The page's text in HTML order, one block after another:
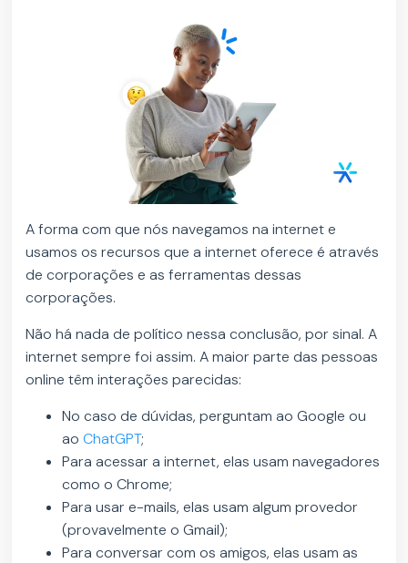
A forma com que nós navegamos na internet e
usamos os recursos que a internet oferece é através
de corporações e as ferramentas dessas
corporações.
Não há nada de político nessa conclusão, por sinal. A
internet sempre foi assim. A maior parte das pessoas
online têm interações parecidas:
No caso de dúvidas, perguntam ao Google ou
aoChatGPT;
Para acessar a internet, elas usam navegadores
como o Chrome;
Para usar e-mails, elas usam algum provedor
(provavelmente o Gmail);
Para conversar com os amigos, elas usam as